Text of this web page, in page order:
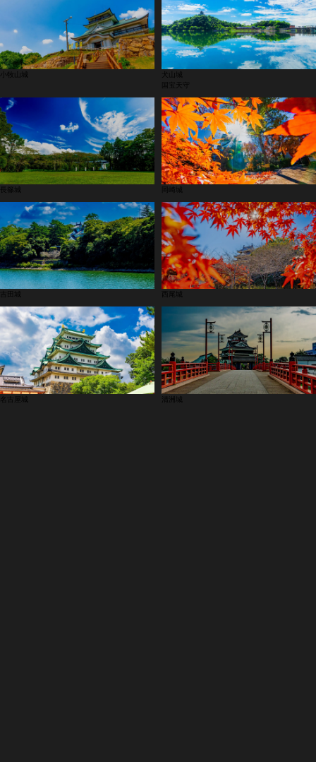
小牧山城
国宝天守
長篠城 岡崎城
西尾城
名古屋城